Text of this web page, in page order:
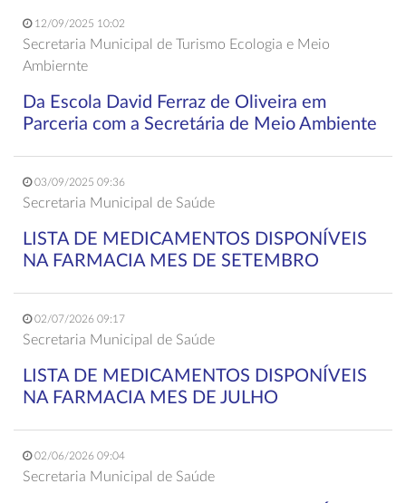
12/09/2025 10:02
Secretaria Municipal de Turismo Ecologia e Meio
Ambiernte
Da Escola David Ferraz de Oliveira em
Parceria com a Secretária de Meio Ambiente
03/09/2025 09:36
Secretaria Municipal de Saúde
LISTA DE MEDICAMENTOS DISPONÍVEIS
NA FARMACIA MES DE SETEMBRO
02/07/2026 09:17
Secretaria Municipal de Saúde
LISTA DE MEDICAMENTOS DISPONÍVEIS
NA FARMACIA MES DE JULHO
02/06/2026 09:04
Secretaria Municipal de Saúde